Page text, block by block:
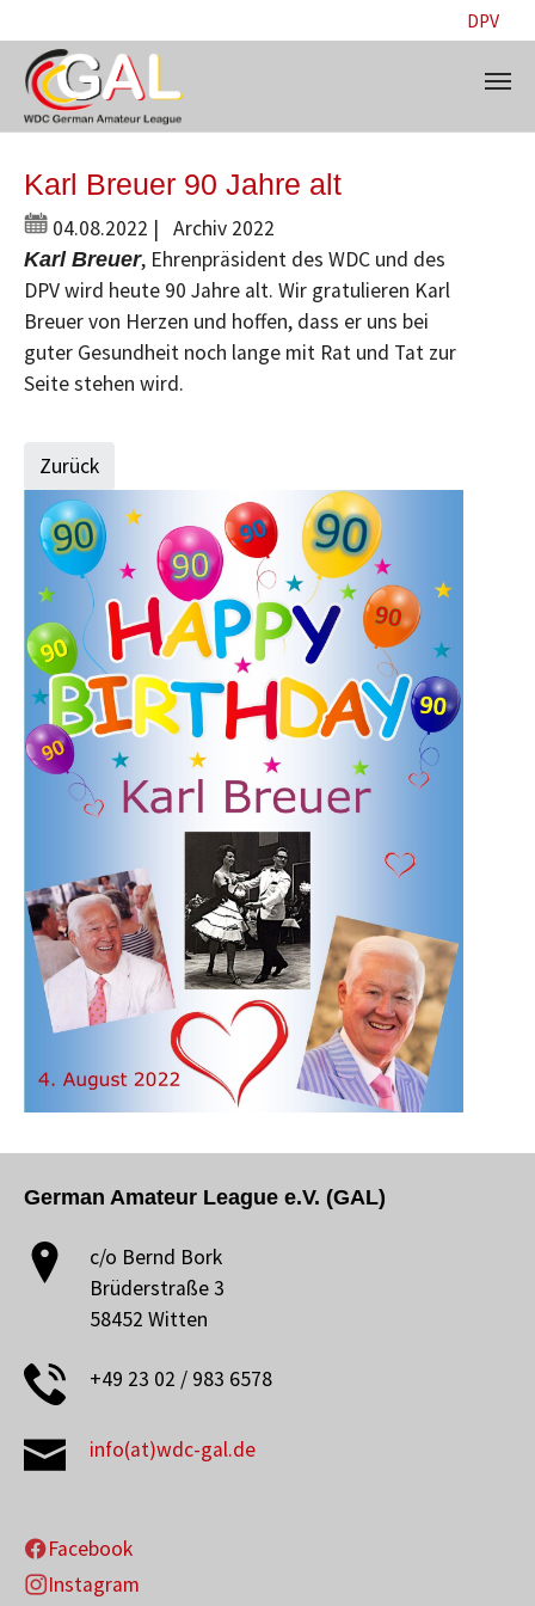
DPV
Karl Breuer 90 Jahre alt
04.08.2022 | Archiv 2022
Karl Breuer, Ehrenpräsident des WDC und des
DPV wird heute 90 Jahre alt. Wir gratulieren Karl
Breuer von Herzen und hoffen, dass er uns bei
guter Gesundheit noch lange mit Rat und Tat zur
Seite stehen wird.
Zurück
German Amateur League e.V. (GAL)
c/o Bernd Bork
Brüderstraße 3
58452 Witten
+49 23 02 / 983 6578
info(at)wdc-gal.de
Facebook
Instagram